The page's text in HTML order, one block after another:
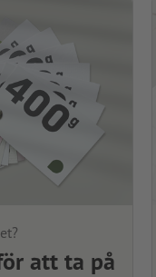
att ta på